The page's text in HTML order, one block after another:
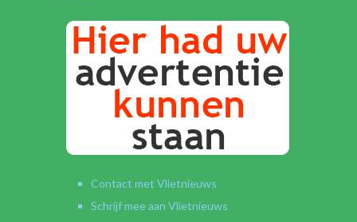
Contact met Vlietnieuws
Schrijf mee aan Vlietnieuws